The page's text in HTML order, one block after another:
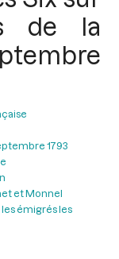
de la
1793
et Monnel
émigrés les